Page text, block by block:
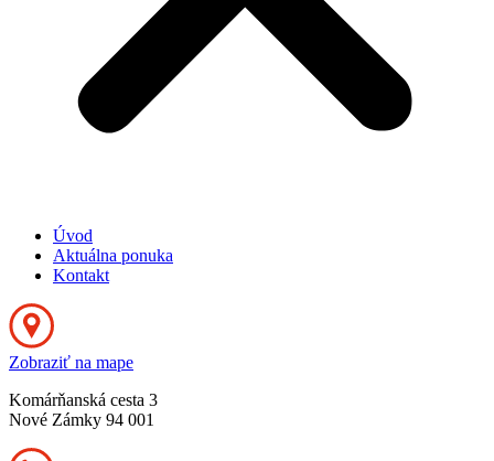
Úvod
Aktuálna ponuka
Kontakt
Zobraziť na mape
Komárňanská cesta 3
Nové Zámky 94 001